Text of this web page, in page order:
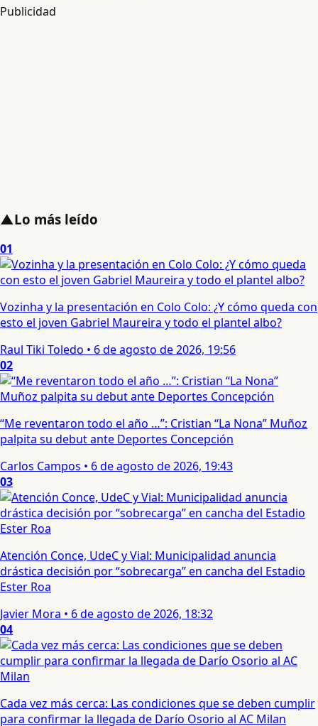
Publicidad
▲Lo más leído
01
Vozinha y la presentación en Colo Colo: ¿Y cómo queda con
esto el joven Gabriel Maureira y todo el plantel albo?
Raul Tiki Toledo • 6 de agosto de 2026, 19:56
02
“Me reventaron todo el año …”: Cristian “La Nona” Muñoz
palpita su debut ante Deportes Concepción
Carlos Campos • 6 de agosto de 2026, 19:43
03
Atención Conce, UdeC y Vial: Municipalidad anuncia
drástica decisión por “sobrecarga” en cancha del Estadio
Ester Roa
Javier Mora • 6 de agosto de 2026, 18:32
04
Cada vez más cerca: Las condiciones que se deben cumplir
para confirmar la llegada de Darío Osorio al AC Milan